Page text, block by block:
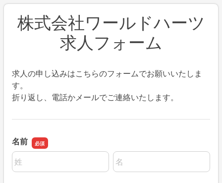
株式会社ワールドハーツ
求人フォーム
求人の申し込みはこちらのフォームでお願いいたしま
す。
折り返し、電話かメールでご連絡いたします。
名前
名前の姓
名前の名